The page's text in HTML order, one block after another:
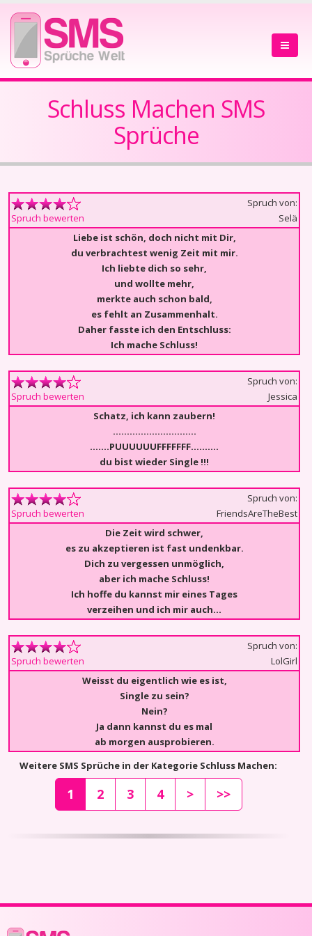
Schluss Machen SMS
Sprüche
Spruch bewerten
Spruch von:
Selä
Liebe ist schön, doch nicht mit Dir,
du verbrachtest wenig Zeit mit mir.
Ich liebte dich so sehr,
und wollte mehr,
merkte auch schon bald,
es fehlt an Zusammenhalt.
Daher fasste ich den Entschluss:
Ich mache Schluss!
Spruch bewerten
Spruch von:
Jessica
Schatz, ich kann zaubern!
..............................
.......PUUUUUUFFFFFFF..........
du bist wieder Single !!!
Spruch bewerten
Spruch von:
FriendsAreTheBest
Die Zeit wird schwer,
es zu akzeptieren ist fast undenkbar.
Dich zu vergessen unmöglich,
aber ich mache Schluss!
Ich hoffe du kannst mir eines Tages
verzeihen und ich mir auch…
Spruch bewerten
Spruch von:
LolGirl
Weisst du eigentlich wie es ist,
Single zu sein?
Nein?
Ja dann kannst du es mal
ab morgen ausprobieren.
Weitere SMS Sprüche in der Kategorie Schluss Machen:
1 2 3 4 > >>